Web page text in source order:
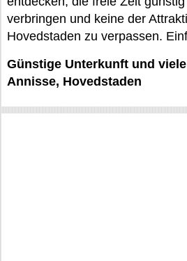
verbringen und keine der
Hovedstaden zu verpassen.
Günstige Unterkunft und
Annisse, Hovedstaden